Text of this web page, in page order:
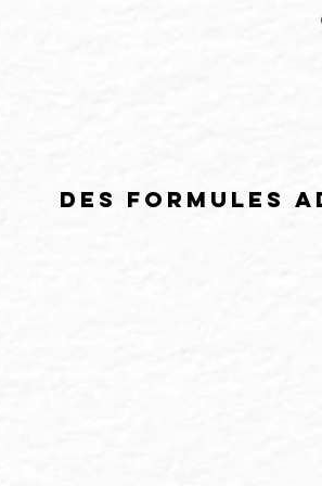
des formules